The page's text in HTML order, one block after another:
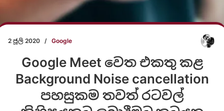
2 ජූලි 2020 / Google
Google Meet වෙත එකතු කළ
Background Noise cancellation
පහසුකම තවත් රටවල්